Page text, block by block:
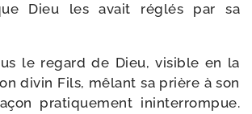
Dieu les avait réglés par sa
le regard de Dieu, visible en la
divin Fils, mêlant sa prière à son
pra­ti­que­ment inin­ter­rom­pue.